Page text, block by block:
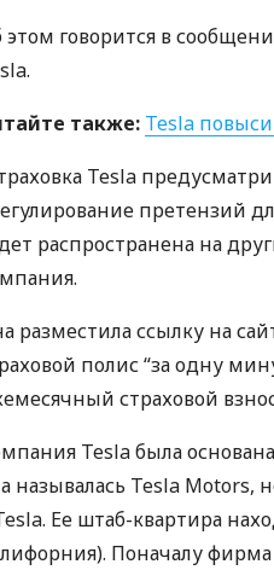
этом говорится в
также: Tesla
Tesla
претензий
распространена на
разместила ссылку на
полис “за одну
страховой
Tesla была
называлась Tesla Motors,
Ее штаб-квартира
Поначалу